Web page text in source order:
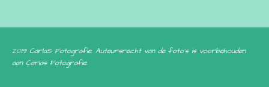
2019 CarlaS Fotografie. Auteursrecht van de foto's is voorbehouden
aan Carlas Fotografie.